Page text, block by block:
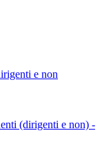
e non
(dirigenti e non) -